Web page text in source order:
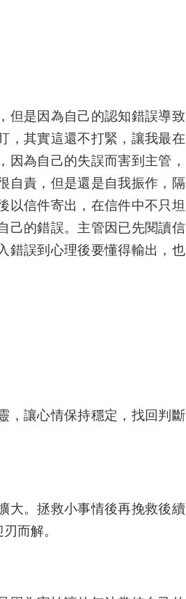
但是因為自己的認知錯誤導致
，其實這還不打緊，讓我最在
為自己的失誤而害到主管，
自責，但是還是自我振作，隔
以信件寄出，在信件中不只坦
己的錯誤。主管因已先閱讀信
錯誤到心理後要懂得輸出，也
，讓心情保持穩定，找回判斷
大。拯救小事情後再挽救後續
而解。